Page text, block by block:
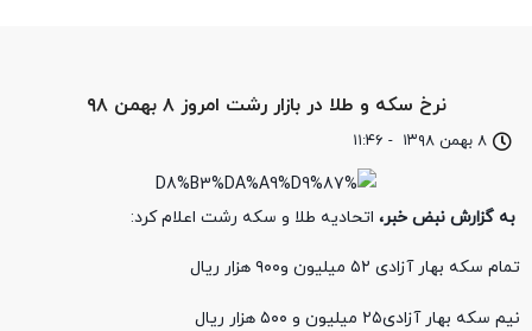
۸ بهمن ۱۳۹۸ - ۱۱:۴۶
نرخ سکه و طلا در بازار رشت امروز ۸ بهمن ۹۸
به گزارش نبض خبر، اتحادیه طلا و سکه رشت اعلام کرد:
تمام سکه بهار آزادی ۵۲ میلیون و۹۰۰ هزار ریال
نیم سکه بهار آزادی۲۵ میلیون و ۵۰۰ هزار ریال